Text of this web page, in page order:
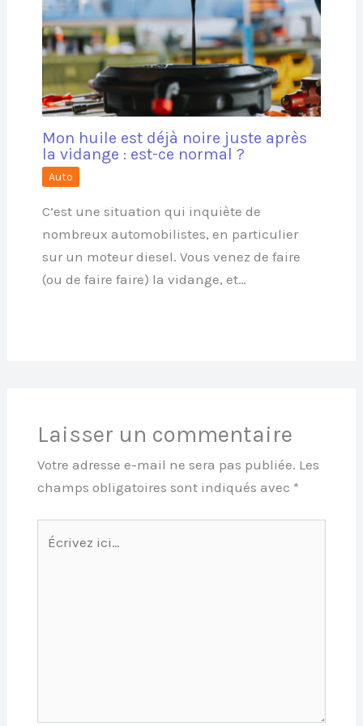
Mon huile est déjà noire juste après
la vidange : est-ce normal ?
Auto
C’est une situation qui inquiète de
nombreux automobilistes, en particulier
sur un moteur diesel. Vous venez de faire
(ou de faire faire) la vidange, et…
Laisser un commentaire
Votre adresse e-mail ne sera pas publiée. Les
champs obligatoires sont indiqués avec *
ici…